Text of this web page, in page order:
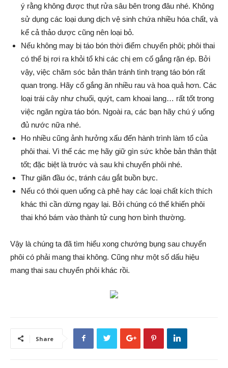
ý rằng không được thụt rửa sâu bên trong đâu nhé. Không
sử dụng các loại dung dịch vệ sinh chứa nhiều hóa chất, và
kể cả thảo dược cũng nên loại bỏ.
Nếu không may bị táo bón thời điểm chuyển phôi; phôi thai
có thể bị rơi ra khỏi tổ khi các chị em cố gắng rặn ép. Bởi
vậy, việc chăm sóc bản thân tránh tình trạng táo bón rất
quan trọng. Hãy cố gắng ăn nhiều rau và hoa quả hơn. Các
loại trái cây như chuối, quýt, cam khoai lang… rất tốt trong
việc ngăn ngừa táo bón. Ngoài ra, các bạn hãy chú ý uống
đủ nước nữa nhé.
Ho nhiều cũng ảnh hưởng xấu đến hành trình làm tổ của
phôi thai. Vì thế các mẹ hãy giữ gìn sức khỏe bản thân thật
tốt; đặc biệt là trước và sau khi chuyển phôi nhé.
Thư giãn đầu óc, tránh cáu gắt buồn bực.
Nếu có thói quen uống cà phê hay các loại chất kích thích
khác thì cần dừng ngay lại. Bởi chúng có thể khiến phôi
thai khó bám vào thành tử cung hơn bình thường.
Vậy là chúng ta đã tìm hiểu xong chướng bụng sau chuyển
phôi có phải mang thai không. Cũng như một số dấu hiệu
mang thai sau chuyển phôi khác rồi.
Share